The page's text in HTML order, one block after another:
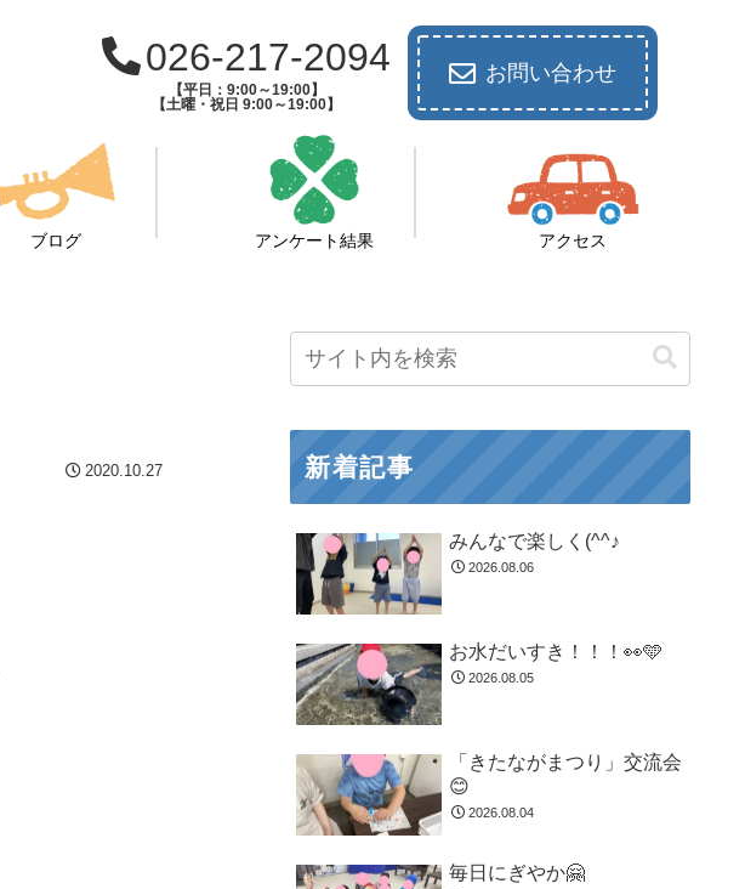
026-217-2094
【平日：9:00～19:00】
【土曜・祝日 9:00～19:00】
お問い合わせ
ブログ アンケート結果 アクセス
2020.10.27 新着記事
みんなで楽しく(^^♪
2026.08.06
お水だいすき！！！👀🩵
2026.08.05
「きたながまつり」交流会
😊
2026.08.04
毎日にぎやか🤗